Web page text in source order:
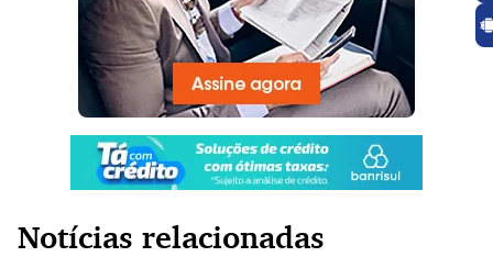
Notícias relacionadas